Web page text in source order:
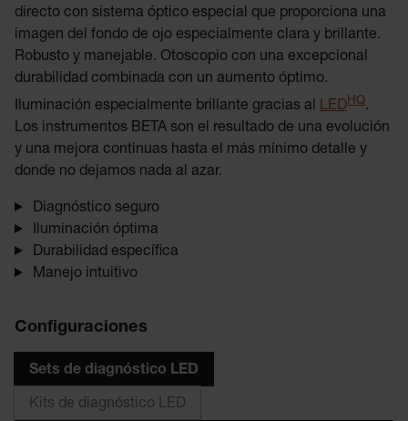
directo con sistema óptico especial que proporciona una
imagen del fondo de ojo especialmente clara y brillante.
Robusto y manejable. Otoscopio con una excepcional
durabilidad combinada con un aumento óptimo.
Iluminación especialmente brillante gracias al LEDHQ.
Los instrumentos BETA son el resultado de una evolución
y una mejora continuas hasta el más mínimo detalle y
donde no dejamos nada al azar.
Diagnóstico seguro
Iluminación óptima
Durabilidad específica
Manejo intuitivo
Configuraciones
Sets de diagnóstico LED
Kits de diagnóstico LED